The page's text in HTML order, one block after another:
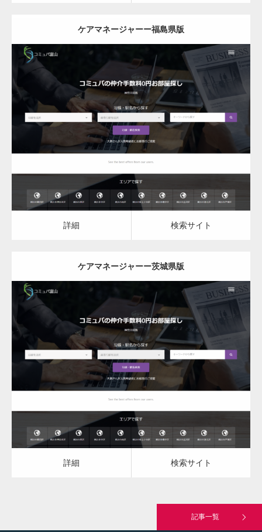
ケアマネージャーー福島県版
更新日： 2023.03.10
ケアマネージャー ケアマネージャー
詳細 検索サイト
詳細 検索サイト
ケアマネージャーー茨城県版
更新日： 2023.03.10
ケアマネージャー ケアマネージャー
詳細 検索サイト
詳細 検索サイト
記事一覧
変幻自在、あらゆる業種に対応可能な新しい
カスタム投稿タイプ実…
一般社団法人高齢者支援協会がコミュパ.com
通常投稿
Hello world!